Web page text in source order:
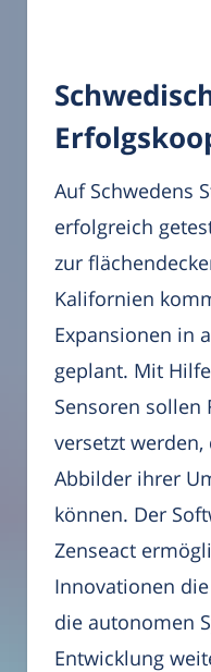
Auf Schwedens
erfolgreich
zur
Kalifornien
Expansionen in
geplant. Mit
Sensoren sollen
versetzt
Abbilder ihrer
können. Der
Zenseact
Innovationen
die autonomen
Entwicklung